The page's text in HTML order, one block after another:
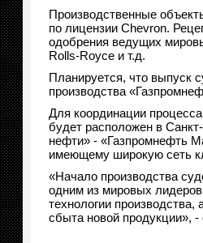
Производственные
по лицензии Chevron.
одобрения ведущих
Rolls-Royce и т.д.
Планируется, что выпуск
производства
Для координации
будет расположен в
нефти» - «Газпромнефть
имеющему широкую сеть
«Начало производства
одним из мировых
технологии
сбыта новой продукции»,